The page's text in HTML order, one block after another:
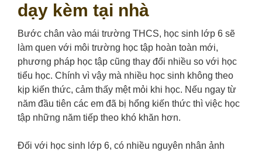
dạy kèm tại nhà
Bước chân vào mái trường THCS, học sinh lớp 6 sẽ
làm quen với môi trường học tập hoàn toàn mới,
phương pháp học tập cũng thay đổi nhiều so với học
tiểu học. Chính vì vậy mà nhiều học sinh không theo
kịp kiến thức, cảm thấy mệt mỏi khi học. Nếu ngay từ
năm đầu tiên các em đã bị hổng kiến thức thì việc học
tập những năm tiếp theo khó khăn hơn.
Đối với học sinh lớp 6, có nhiều nguyên nhân ảnh